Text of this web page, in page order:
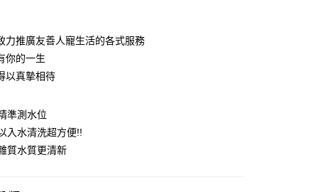
動商品
力推廣友善人寵生活的各式服務
你的一生
以真摯相待
準測水位
入水清洗超方便!!
質水質更清新